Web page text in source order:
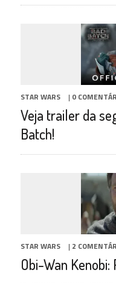
STAR WARS | 0
Veja trailer da
Batch!
STAR WARS | 2
Obi-Wan Kenobi: